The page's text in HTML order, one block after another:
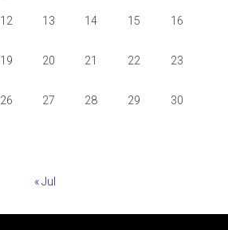
12 13 14 15 16
19 20 21 22 23
26 27 28 29 30
« Jul